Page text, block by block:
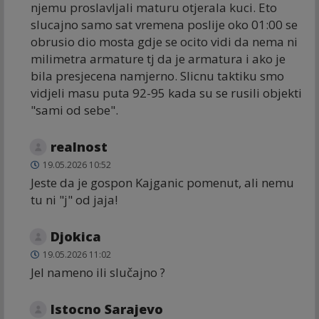
njemu proslavljali maturu otjerala kuci. Eto
slucajno samo sat vremena poslije oko 01:00 se
obrusio dio mosta gdje se ocito vidi da nema ni
milimetra armature tj da je armatura i ako je
bila presjecena namjerno. Slicnu taktiku smo
vidjeli masu puta 92-95 kada su se rusili objekti
"sami od sebe".
realnost
19.05.2026 10:52
Jeste da je gospon Kajganic pomenut, ali nemu
tu ni "j" od jaja!
Djokica
19.05.2026 11:02
Jel nameno ili slučajno ?
Istocno Sarajevo